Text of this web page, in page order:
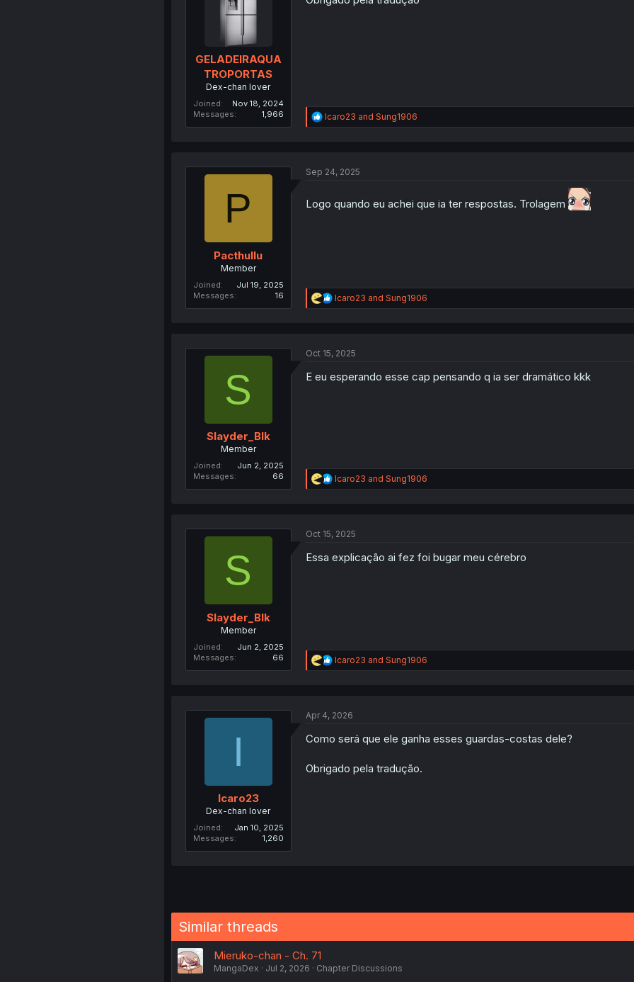
GELADEIRAQUA
TROPORTAS
Dex-chan lover
Joined
Nov 18, 2024
Messages
1,966
R
e
i
s
Icaro23 and Sung1906
P
Pacthullu
Member
Joined
Jul 19, 2025
Messages
16
Sep 24, 2025
Logo quando eu achei que ia ter respostas. Trolagem
R
e
n
Icaro23 and Sung1906
S
Slayder_Blk
Member
Joined
Jun 2, 2025
Messages
66
Oct 15, 2025
E eu esperando esse cap pensando q ia ser dramático kkk
R
e
n
Icaro23 and Sung1906
S
Slayder_Blk
Member
Joined
Jun 2, 2025
Messages
66
Oct 15, 2025
Essa explicação ai fez foi bugar meu cérebro
R
e
i
n
Icaro23 and Sung1906
I
Icaro23
Dex-chan lover
Joined
Jan 10, 2025
Messages
1,260
Apr 4, 2026
Como será que ele ganha esses guardas-costas dele?
Obrigado pela tradução.
Similar threads
Mieruko-chan - Ch. 71
MangaDex Jul 2, 2026 Chapter Discussions